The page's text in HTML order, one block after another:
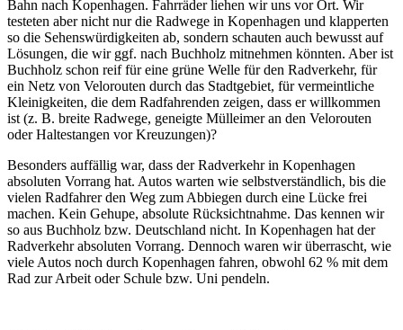
Bahn nach Kopenhagen. Fahrräder liehen wir uns vor Ort. Wir
testeten aber nicht nur die Radwege in Kopenhagen und klapperten
so die Sehenswürdigkeiten ab, sondern schauten auch bewusst auf
Lösungen, die wir ggf. nach Buchholz mitnehmen könnten. Aber ist
Buchholz schon reif für eine grüne Welle für den Radverkehr, für
ein Netz von Velorouten durch das Stadtgebiet, für vermeintliche
Kleinigkeiten, die dem Radfahrenden zeigen, dass er willkommen
ist (z. B. breite Radwege, geneigte Mülleimer an den Velorouten
oder Haltestangen vor Kreuzungen)?
Besonders auffällig war, dass der Radverkehr in Kopenhagen
absoluten Vorrang hat. Autos warten wie selbstverständlich, bis die
vielen Radfahrer den Weg zum Abbiegen durch eine Lücke frei
machen. Kein Gehupe, absolute Rücksichtnahme. Das kennen wir
so aus Buchholz bzw. Deutschland nicht. In Kopenhagen hat der
Radverkehr absoluten Vorrang. Dennoch waren wir überrascht, wie
viele Autos noch durch Kopenhagen fahren, obwohl 62 % mit dem
Rad zur Arbeit oder Schule bzw. Uni pendeln.